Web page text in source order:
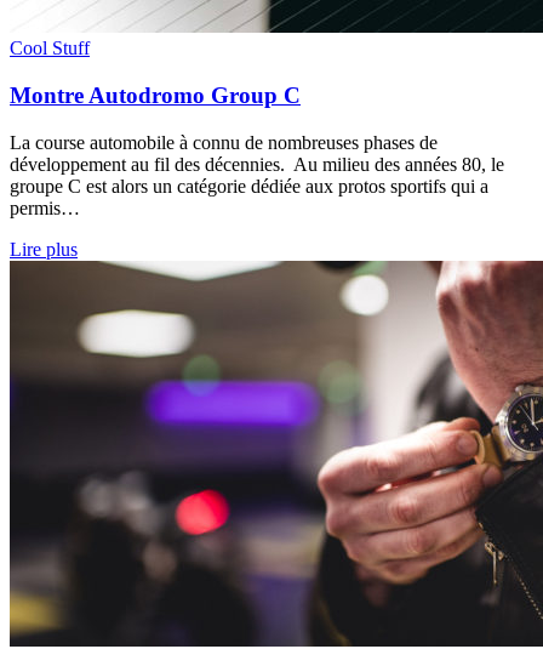
Cool Stuff
Montre Autodromo Group C
La course automobile à connu de nombreuses phases de
développement au fil des décennies. Au milieu des années 80, le
groupe C est alors un catégorie dédiée aux protos sportifs qui a
permis…
Lire plus